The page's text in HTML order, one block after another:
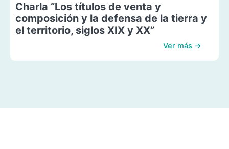
Charla “Los títulos de venta y
composición y la defensa de la tierra y
el territorio, siglos XIX y XX”
Ver más →